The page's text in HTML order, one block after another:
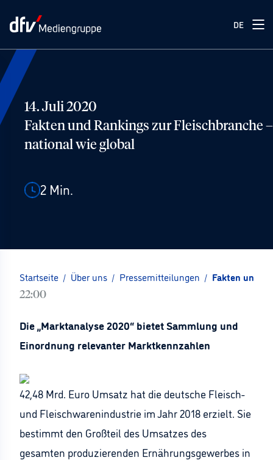
DE
14. Juli 2020
Fakten und Rankings zur Fleischbranche –
national wie global
2 Min.
Startseite / Über uns / Pressemitteilungen / Fakten und
22:00
Die „Marktanalyse 2020“ bietet Sammlung und
Einordnung relevanter Marktkennzahlen
42,48 Mrd. Euro Umsatz hat die deutsche Fleisch-
und Fleischwarenindustrie im Jahr 2018 erzielt. Sie
bestimmt den Großteil des Umsatzes des
gesamten produzierenden Ernährungsgewerbes in